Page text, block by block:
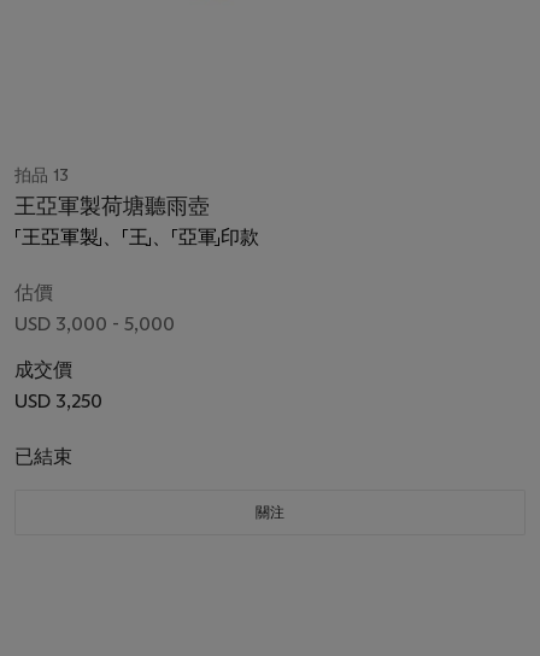
拍品 13
王亞軍製荷塘聽雨壺
「王亞軍製」、「王」、「亞軍」印款
估價
USD 3,000 - 5,000
成交價
USD 3,250
已結束
關注